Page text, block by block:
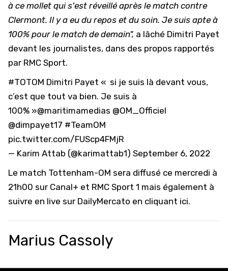
à ce mollet qui s'est réveillé après le match contre
Clermont. Il y a eu du repos et du soin. Je suis apte à
100% pour le match de demain", a lâché Dimitri Payet
devant les journalistes, dans des propos rapportés
par RMC Sport.
#TOTOM Dimitri Payet « si je suis là devant vous,
c’est que tout va bien. Je suis à
100% »@maritimamedias @OM_Officiel
@dimpayet17 #TeamOM
pic.twitter.com/FUScp4FMjR
— Karim Attab (@karimattab1) September 6, 2022
Le match Tottenham-OM sera diffusé ce mercredi à
21h00 sur Canal+ et RMC Sport 1 mais également à
suivre en live sur DailyMercato en cliquant ici.
Marius Cassoly